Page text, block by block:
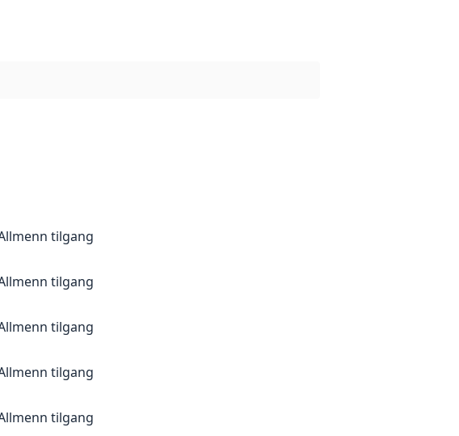
tilgang
tilgang
tilgang
tilgang
tilgang